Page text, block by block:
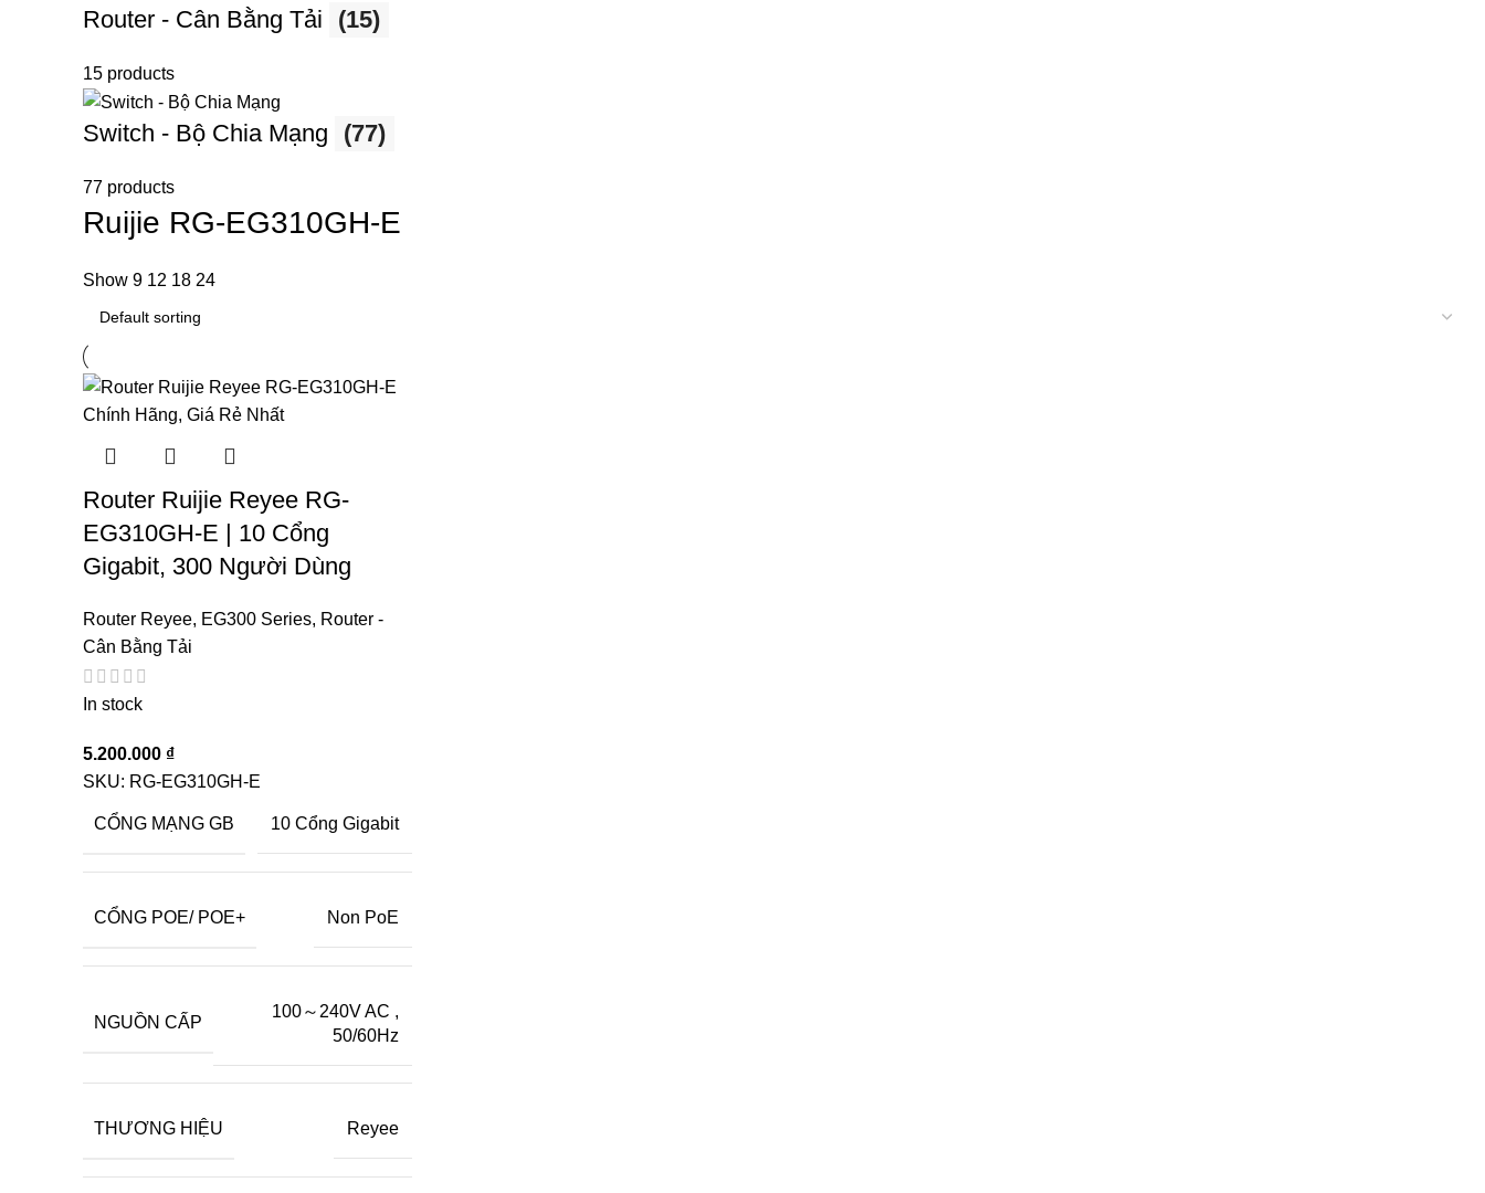
Router - Cân Bằng Tải (15)
15 products
Switch - Bộ Chia Mạng (77)
77 products
Ruijie RG-EG310GH-E
Show 9 12 18 24
Router Ruijie Reyee RG-
EG310GH-E | 10 Cổng
Gigabit, 300 Người Dùng
Router Reyee, EG300 Series, Router -
Cân Bằng Tải
In stock
5.200.000 ₫
SKU: RG-EG310GH-E
CỔNG MẠNG GB 10 Cổng Gigabit
CỔNG POE/ POE+ Non PoE
NGUỒN CẤP
100～240V AC ,
50/60Hz
THƯƠNG HIỆU Reyee